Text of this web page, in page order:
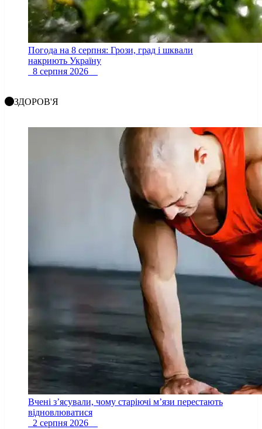
Погода на 8 серпня: Грози, град і шквали
накриють Україну
8 серпня 2026
ЗДОРОВ'Я
Вчені з’ясували, чому старіючі м’язи перестають
відновлюватися
2 серпня 2026